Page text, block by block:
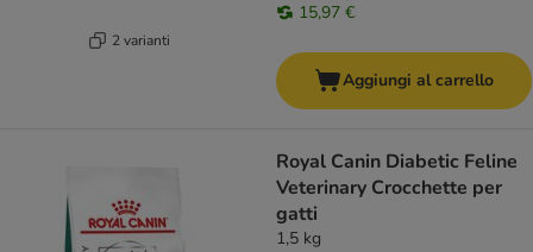
2 varianti
15,97 €
Aggiungi al carrello
Royal Canin Diabetic Feline
Veterinary Crocchette per
gatti
1,5 kg